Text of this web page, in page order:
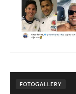
FOTOGALLERY